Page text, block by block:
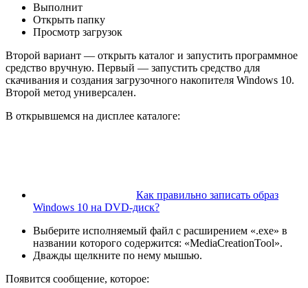
Выполнит
Открыть папку
Просмотр загрузок
Второй вариант — открыть каталог и запустить программное
средство вручную. Первый — запустить средство для
скачивания и создания загрузочного накопителя Windows 10.
Второй метод универсален.
В открывшемся на дисплее каталоге:
Как правильно записать образ
Windows 10 на DVD-диск?
Выберите исполняемый файл с расширением «.exe» в
названии которого содержится: «MediaCreationTool».
Дважды щелкните по нему мышью.
Появится сообщение, которое: